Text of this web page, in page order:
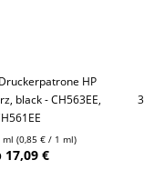
HP
black - CH563EE,
ml (0,85 € / 1 ml)
17,09 €